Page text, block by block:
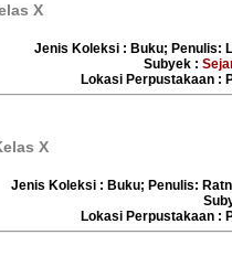
X
Jenis Koleksi : Buku; Penulis:
Subyek :
Lokasi Perpustakaan :
X
Jenis Koleksi : Buku; Penulis:
Lokasi Perpustakaan :
:M. Arief Hakim
Rahasia
Jerawat